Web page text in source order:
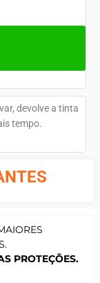
devolve a tinta
tempo.
PROTEÇÕES.